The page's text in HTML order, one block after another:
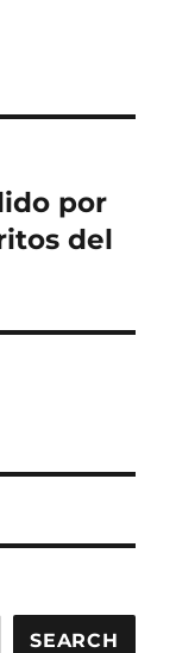
por
del
SEARCH